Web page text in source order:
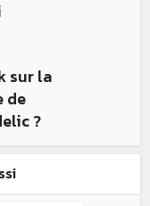
sur la
de
?